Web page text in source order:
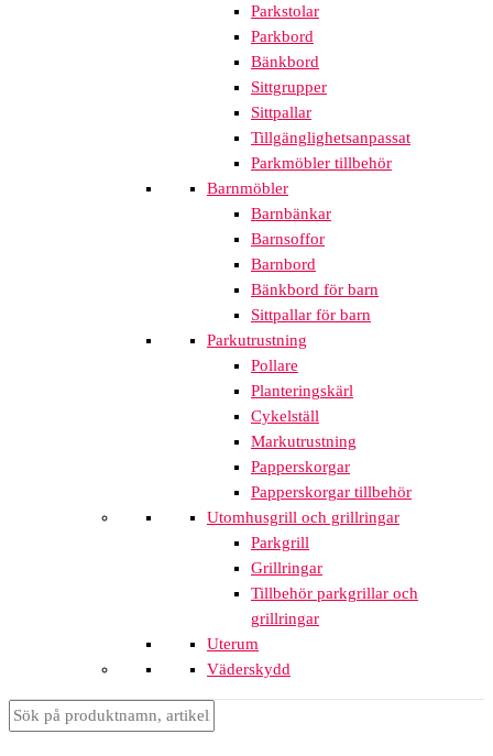
Parkstolar
Parkbord
Bänkbord
Sittgrupper
Sittpallar
Tillgänglighetsanpassat
Parkmöbler tillbehör
Barnmöbler
Barnbänkar
Barnsoffor
Barnbord
Bänkbord för barn
Sittpallar för barn
Parkutrustning
Pollare
Planteringskärl
Cykelställ
Markutrustning
Papperskorgar
Papperskorgar tillbehör
Utomhusgrill och grillringar
Parkgrill
Grillringar
Tillbehör parkgrillar och
grillringar
Uterum
Väderskydd